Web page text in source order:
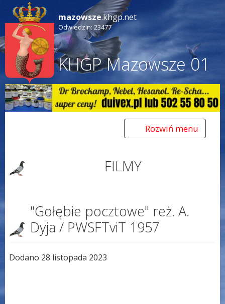
mazowsze.khgp.net
Odwiedzin: 23477
KHGP Mazowsze 01
Toggle
navigation
Rozwiń menu
FILMY
"Gołębie pocztowe" reż. A.
Dyja / PWSFTviT 1957
Dodano 28 listopada 2023